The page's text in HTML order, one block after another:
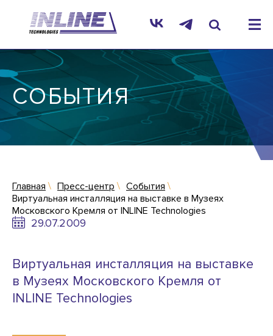
СОБЫТИЯ
Главная Пресс-центр
События
Виртуальная инсталляция на выставке в Музеях
Московского Кремля от INLINE Technologies
29.07.2009
Виртуальная инсталляция на выставке
в Музеях Московского Кремля от
INLINE Technologies